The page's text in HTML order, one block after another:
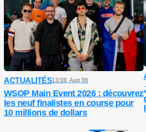
ACTUALITÉS13:08, Aug 06
WSOP Main Event 2026 : découvrez
les neuf finalistes en course pour
10 millions de dollars